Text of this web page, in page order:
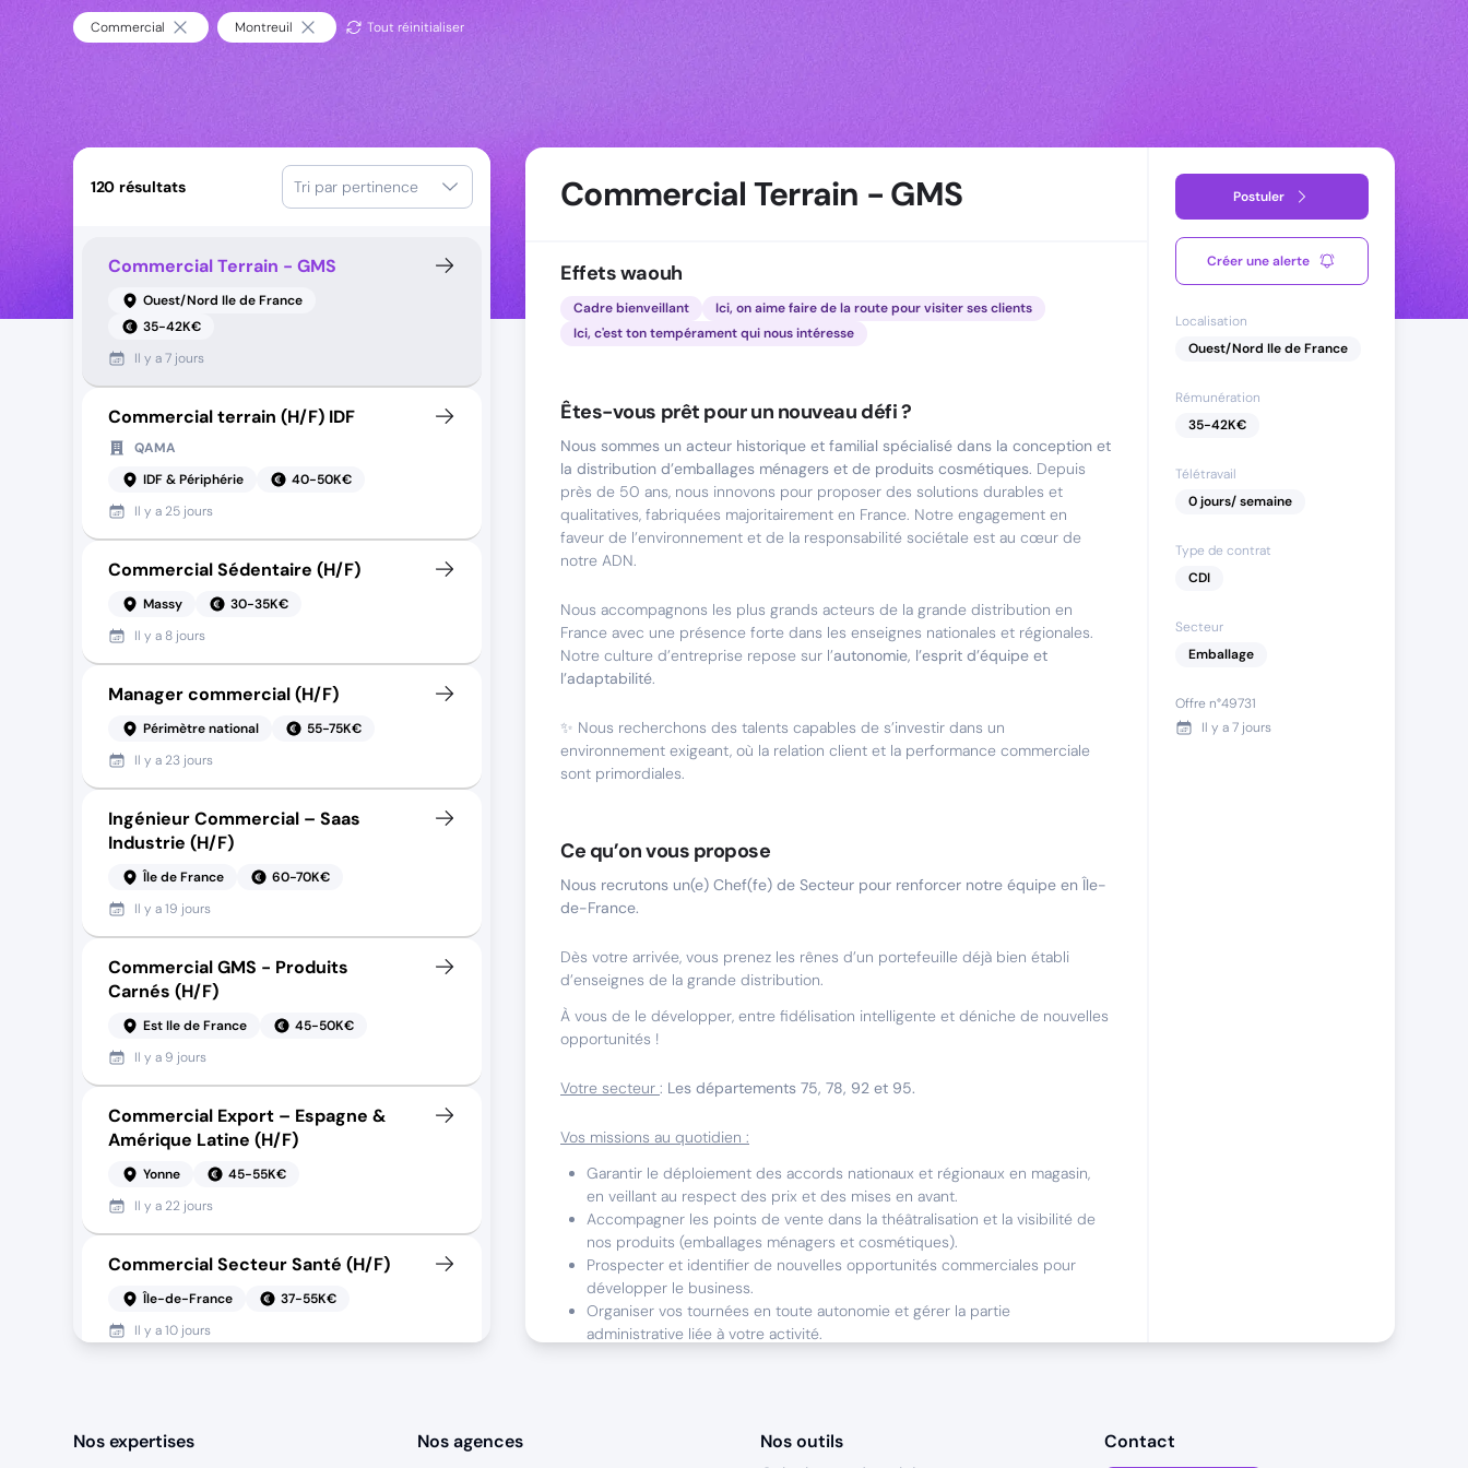
Commercial Montreuil Tout réinitialiser
120 résultats Tri par pertinence
Commercial Terrain - GMS
Ouest/Nord Ile de France
35-42K€
Il y a7 jours
Commercial terrain (H/F) IDF
QAMA
IDF & Périphérie
40-50K€
Il y a 25 jours
Commercial Sédentaire (H/F)
Massy
30-35K€
Il y a 8 jours
Manager commercial (H/F)
Périmètre national
55-75K€
Il y a 23 jours
Ingénieur Commercial – Saas
Industrie (H/F)
Île de France
60-70K€
Il y a19 jours
Commercial GMS - Produits
Carnés (H/F)
Est Ile de France
45-50K€
Il y a 9 jours
Commercial Export – Espagne &
Amérique Latine (H/F)
Yonne
45-55K€
Il y a 22 jours
Commercial Secteur Santé (H/F)
Île-de-France
37-55K€
Il y a10 jours
Paris
Commercial Terrain - GMS
Effets waouh
Cadre bienveillant
Ici, on aime faire de la route pour visiter ses clients
Ici, c'est ton tempérament qui nous intéresse
Êtes-vous prêt pour un nouveau défi ?
Nous sommes un acteur historique et familial spécialisé dans la conception et
la distribution d’emballages ménagers et de produits cosmétiques. Depuis
près de 50 ans, nous innovons pour proposer des solutions durables et
qualitatives, fabriquées majoritairement en France. Notre engagement en
faveur de l’environnement et de la responsabilité sociétale est au cœur de
notre ADN.
Nous accompagnons les plus grands acteurs de la grande distribution en
France avec une présence forte dans les enseignes nationales et régionales.
Notre culture d’entreprise repose sur l’autonomie, l’esprit d’équipe et
l’adaptabilité.
✨ Nous recherchons des talents capables de s’investir dans un
environnement exigeant, où la relation client et la performance commerciale
sont primordiales.
Ce qu’on vous propose
Nous recrutons un(e) Chef(fe) de Secteur pour renforcer notre équipe en Île-
de-France.
Dès votre arrivée, vous prenez les rênes d’un portefeuille déjà bien établi
d’enseignes de la grande distribution.
À vous de le développer, entre fidélisation intelligente et déniche de nouvelles
opportunités !
Votre secteur : Les départements 75, 78, 92 et 95.
Vos missions au quotidien :
Garantir le déploiement des accords nationaux et régionaux en magasin,
en veillant au respect des prix et des mises en avant.
Accompagner les points de vente dans la théâtralisation et la visibilité de
nos produits (emballages ménagers et cosmétiques).
Prospecter et identifier de nouvelles opportunités commerciales pour
développer le business.
Organiser vos tournées en toute autonomie et gérer la partie
administrative liée à votre activité.
Postuler
Créer une alerte
Localisation
Ouest/Nord Ile de France
Rémunération
35-42K€
Télétravail
0 jours/ semaine
Type de contrat
CDI
Secteur
Emballage
Offre n°49731
Il y a7 jours
Nos expertises
Nos agences
Nos outils
Contact